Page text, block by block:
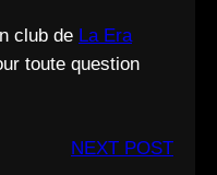
club de La Era
toute question
NEXT POST